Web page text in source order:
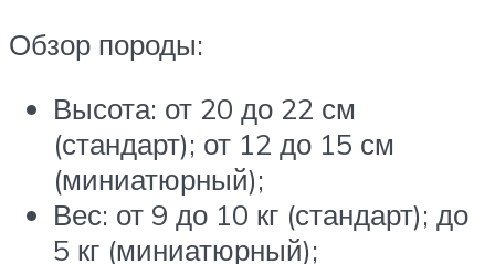
Обзор породы:
Высота: от 20 до 22 см
(стандарт); от 12 до 15 см
(миниатюрный);
Вес: от 9 до 10 кг (стандарт); до
5 кг (миниатюрный);